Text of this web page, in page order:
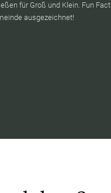
für Groß und Klein. Fun Fact
ausgezeichnet!